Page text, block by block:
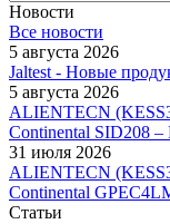
Новости
Все новости
5 августа 2026
Jaltest - Новые
5 августа 2026
ALIENTECN
Continental SID208 –
31 июля 2026
ALIENTECN
Continental
Статьи